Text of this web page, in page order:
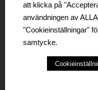
Ge Component
att klicka på
användningen av
"Cookieinställningar"
samtycke.